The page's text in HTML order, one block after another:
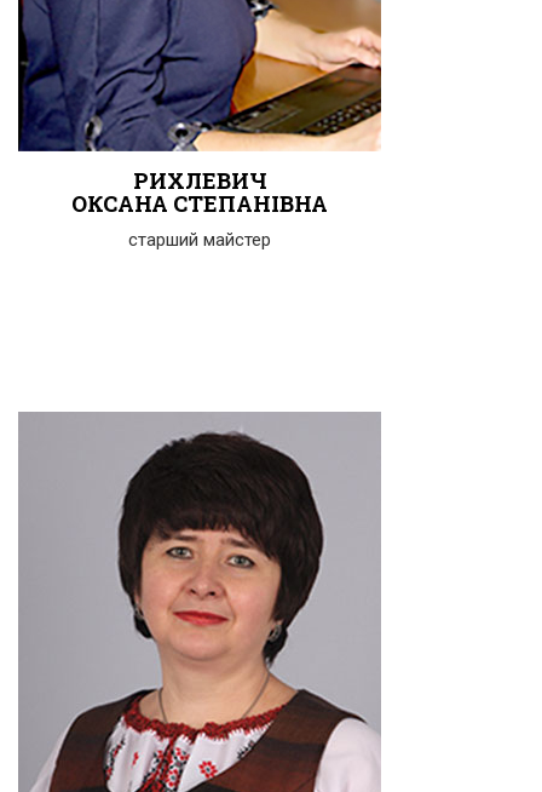
РИХЛЕВИЧ
ОКСАНА СТЕПАНІВНА
старший майстер